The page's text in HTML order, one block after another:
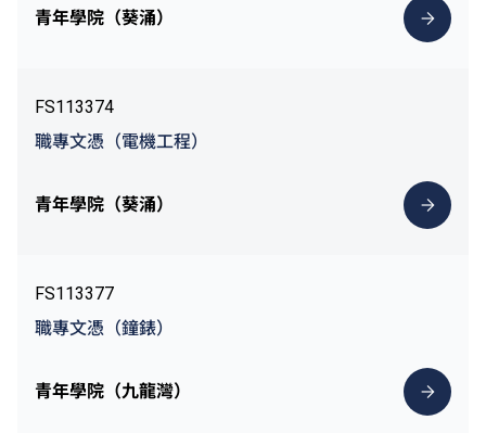
青年學院（葵涌）
FS113374
職專文憑（電機工程）
青年學院（葵涌）
FS113377
職專文憑（鐘錶）
青年學院（九龍灣）